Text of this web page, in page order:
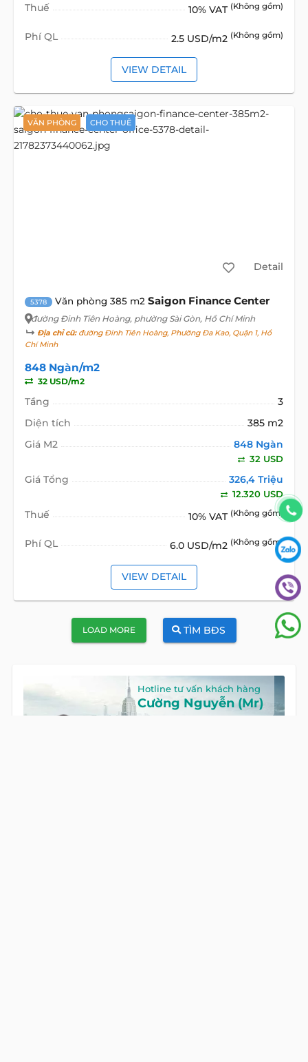
Thuế 10% VAT (Không gồm)
Phí QL 2.5 USD/m2 (Không gồm)
VIEW DETAIL
VĂN PHÒNG CHO THUÊ
Detail
5378 Văn phòng 385 m2 Saigon Finance Center
đường Đinh Tiên Hoàng, phường Sài Gòn, Hồ Chí Minh
Địa chỉ cũ:đường Đinh Tiên Hoàng, Phường Đa Kao, Quận 1, Hồ
Chí Minh
848 Ngàn/m2
32 USD/m2
Tầng
3
Diện tích
385 m2
Giá M2
848 Ngàn
32 USD
Giá Tổng 326,4 Triệu
12.320 USD
Thuế 10% VAT (Không gồm)
Phí QL 6.0 USD/m2 (Không gồm)
VIEW DETAIL
LOAD MORE TÌM BĐS
Hotline tư vấn khách hàng
Cường Nguyễn (Mr)